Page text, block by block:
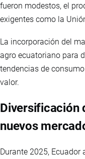
fueron modestos, el
exigentes como la
La incorporación del
agro ecuatoriano para
tendencias de
valor.
Diversificación
nuevos
Durante 2025,